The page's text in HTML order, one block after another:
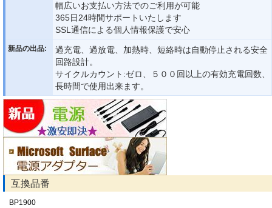
幅広いお支払い方法でのご利用が可能
365日24時間サポートいたします
SSL通信による個人情報保護で安心
新品の出品:
過充電、過放電、加熱時、短絡時は自動停止される安全
回路設計。
サイクルカウント:ゼロ、５００回以上の有効充電回数、
長時間で使用出来ます。
互換品番
BP1900